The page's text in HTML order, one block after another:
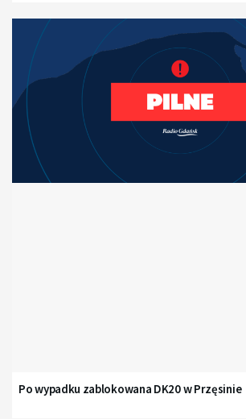
Po wypadku zablokowana DK20 w Przęsinie